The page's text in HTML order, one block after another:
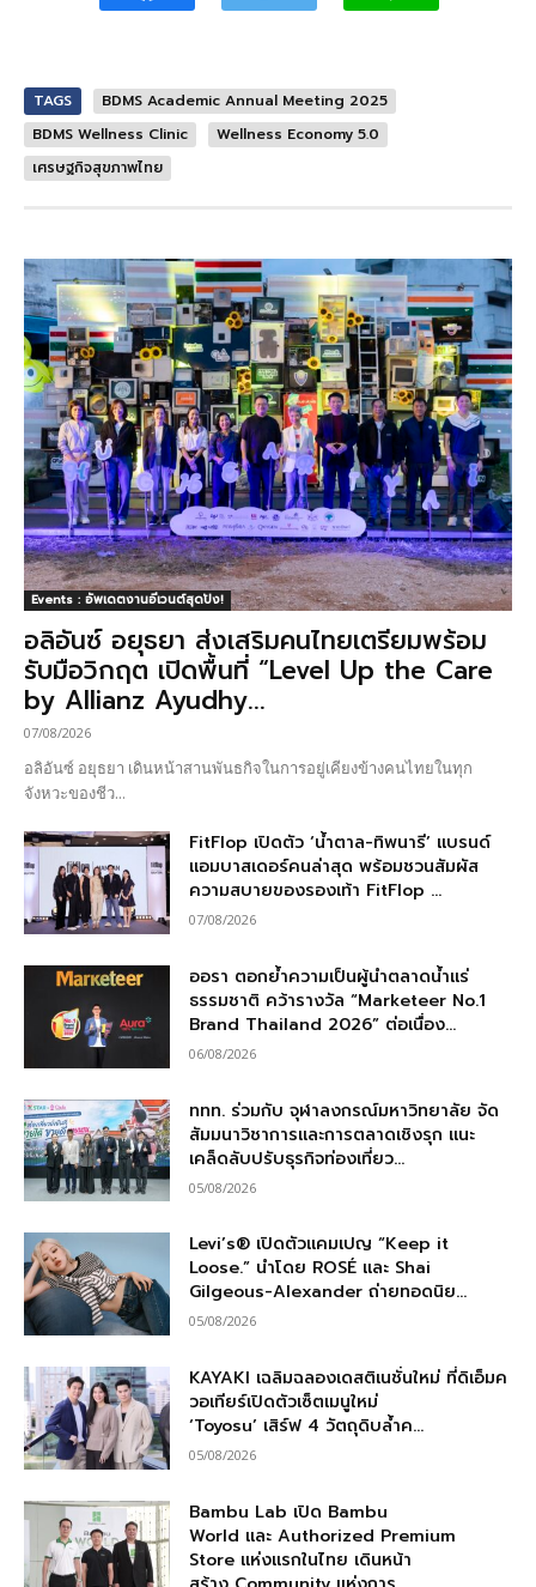
TAGS
BDMS Academic Annual Meeting 2025
BDMS Wellness Clinic
Wellness Economy 5.0
เศรษฐกิจสุขภาพไทย
Events : อัพเดตงานอีเวนต์สุดปัง!
อลิอันซ์ อยุธยา ส่งเสริมคนไทยเตรียมพร้อม
รับมือวิกฤต เปิดพื้นที่ “Level Up the Care
by Allianz Ayudhy...
07/08/2026
อลิอันซ์ อยุธยา เดินหน้าสานพันธกิจในการอยู่เคียงข้างคนไทยในทุก
จังหวะของชีว...
FitFlop เปิดตัว ‘น้ำตาล-ทิพนารี’ แบรนด์
แอมบาสเดอร์คนล่าสุด พร้อมชวนสัมผัส
ความสบายของรองเท้า FitFlop ...
07/08/2026
ออรา ตอกย้ำความเป็นผู้นำตลาดน้ำแร่
ธรรมชาติ คว้ารางวัล “Marketeer No.1
Brand Thailand 2026” ต่อเนื่อง...
06/08/2026
ททท. ร่วมกับ จุฬาลงกรณ์มหาวิทยาลัย จัด
สัมมนาวิชาการและการตลาดเชิงรุก แนะ
เคล็ดลับปรับธุรกิจท่องเที่ยว...
05/08/2026
Levi’s® เปิดตัวแคมเปญ “Keep it
Loose.” นำโดย ROSÉ และ Shai
Gilgeous-Alexander ถ่ายทอดนิย...
05/08/2026
KAYAKI เฉลิมฉลองเดสติเนชั่นใหม่ ที่ดิเอ็มค
วอเทียร์เปิดตัวเซ็ตเมนูใหม่
‘Toyosu’ เสิร์ฟ 4 วัตถุดิบล้ำค...
05/08/2026
Bambu Lab เปิด Bambu
World และ Authorized Premium
Store แห่งแรกในไทย เดินหน้า